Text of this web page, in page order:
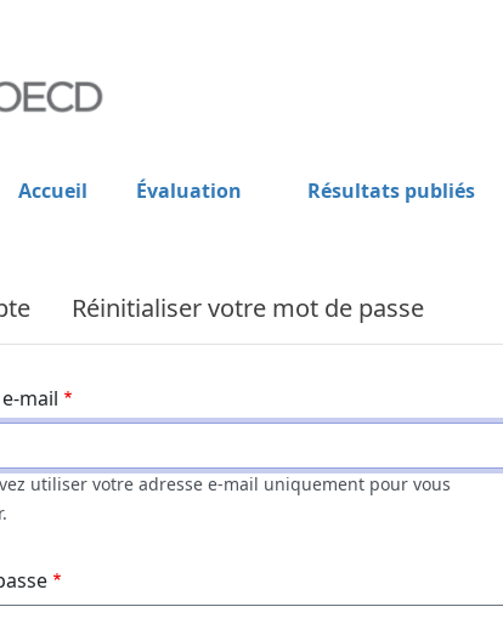
Accueil Évaluation Résultats publiés
Réinitialiser votre mot de passe
mail
utiliser votre adresse e-mail uniquement pour vous